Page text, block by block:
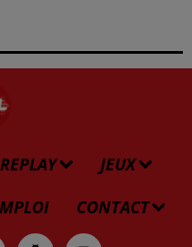
REPLAY
JEUX
CONTACT